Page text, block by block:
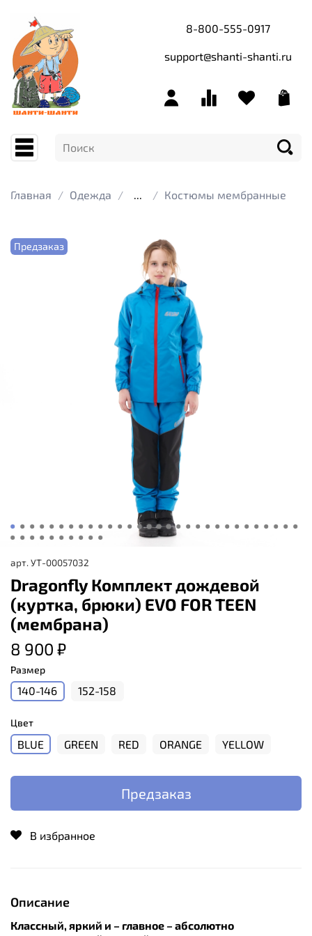
8-800-555-0917
support@shanti-shanti.ru
Главная Одежда ... Костюмы мембранные
Предзаказ
арт. УТ-00057032
Dragonfly Комплект дождевой
(куртка, брюки) EVO FOR TEEN
(мембрана)
8 900 ₽
Размер
140-146 152-158
Цвет
BLUE GREEN RED ORANGE YELLOW
Предзаказ
В избранное
Описание
Классный, яркий и – главное – абсолютно